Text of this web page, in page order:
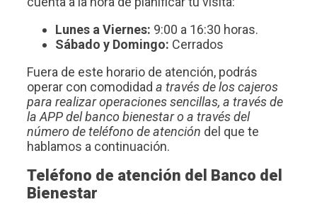
Lunes a Viernes: 9:00 a 16:30 horas.
Sábado y Domingo: Cerrados
Fuera de este horario de atención, podrás
operar con comodidad a través de los cajeros
para realizar operaciones sencillas, a través de
la APP del banco bienestar o a través del
número de teléfono de atención del que te
hablamos a continuación.
Teléfono de atención del Banco del
Bienestar